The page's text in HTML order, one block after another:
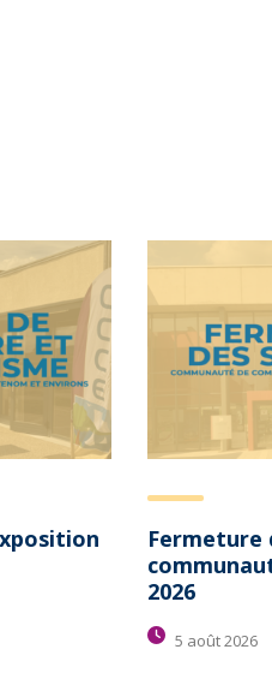
Fermeture
2026
5 août 2026